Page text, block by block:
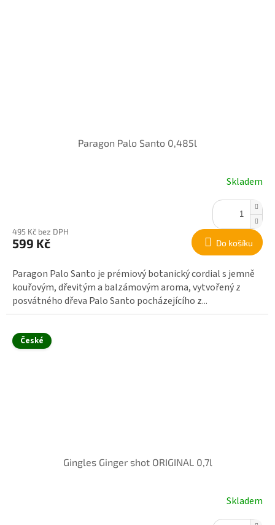
Paragon Palo Santo 0,485l
Skladem
495 Kč bez DPH
599 Kč Do košíku
Paragon Palo Santo je prémiový botanický cordial s jemně
kouřovým, dřevitým a balzámovým aroma, vytvořený z
posvátného dřeva Palo Santo pocházejícího z...
České
Gingles Ginger shot ORIGINAL 0,7l
Skladem